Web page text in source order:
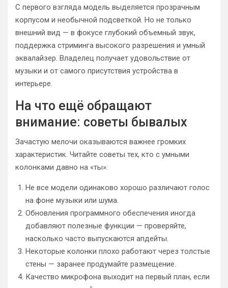
С первого взгляда модель выделяется прозрачным
корпусом и необычной подсветкой. Но не только
внешний вид — в фокусе глубокий объемный звук,
поддержка стриминга высокого разрешения и умный
эквалайзер. Владелец получает удовольствие от
музыки и от самого присутствия устройства в
интерьере.
На что ещё обращают
внимание: советы бывалых
Зачастую мелочи оказываются важнее громких
характеристик. Читайте советы тех, кто с умными
колонками давно на «ты»:
Не все модели одинаково хорошо различают голос
на фоне музыки или шума.
Обновления программного обеспечения иногда
добавляют полезные функции — проверяйте,
насколько часто выпускаются апдейты.
Некоторые колонки плохо работают через толстые
стены — заранее продумайте размещение.
Качество микрофона выходит на первый план, если